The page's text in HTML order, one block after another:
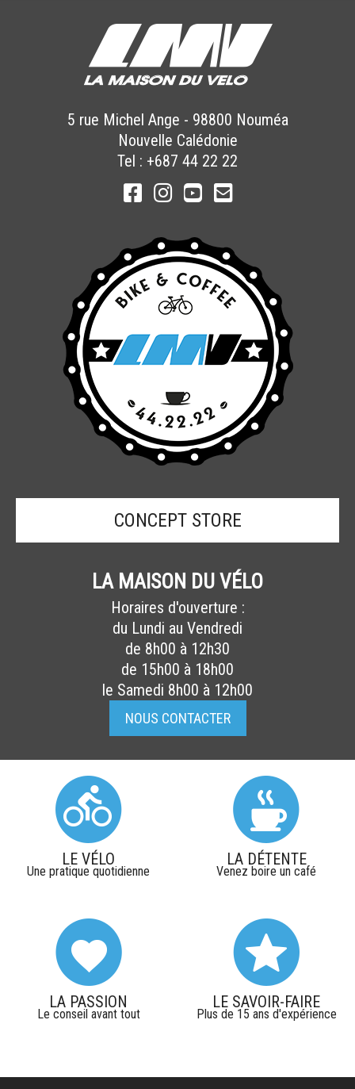
5 rue Michel Ange - 98800 Nouméa
Nouvelle Calédonie
Tel : +687 44 22 22
CONCEPT STORE
LA MAISON DU VÉLO
Horaires d'ouverture :
du Lundi au Vendredi
de 8h00 à 12h30
de 15h00 à 18h00
le Samedi 8h00 à 12h00
NOUS CONTACTER
LE VÉLO
Une pratique quotidienne
LA DÉTENTE
Venez boire un café
LA PASSION
Le conseil avant tout
LE SAVOIR-FAIRE
Plus de 15 ans d'expérience